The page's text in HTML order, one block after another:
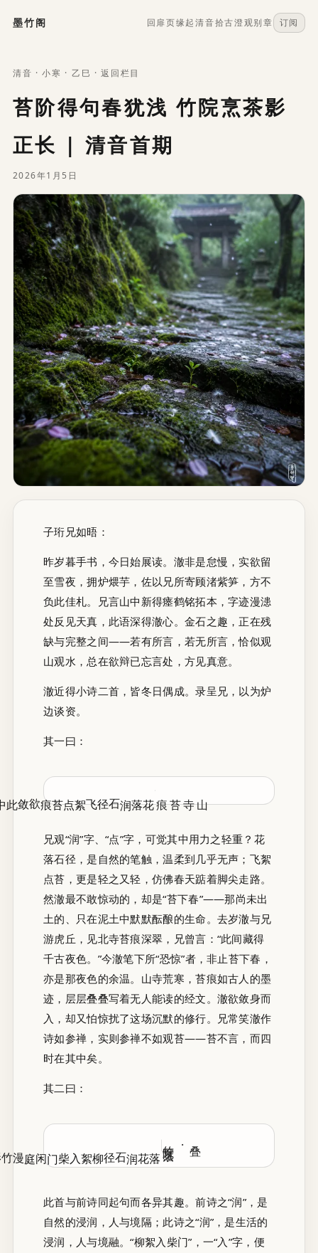
墨竹阁 回扉页缘起清音拾古澄观别章 订阅
清音 ·小寒 · 乙巳 ·返回栏目
苔阶得句春犹浅 竹院烹茶影
正长 | 清音首期
2026年1月5日
子珩兄如晤：
昨岁暮手书，今日始展读。澈非是怠慢，实欲留
至雪夜，拥炉煨芋，佐以兄所寄顾渚紫笋，方不
负此佳札。兄言山中新得瘗鹤铭拓本，字迹漫漶
处反见天真，此语深得澈心。金石之趣，正在残
缺与完整之间——若有所言，若无所言，恰似观
山观水，总在欲辩已忘言处，方见真意。
澈近得小诗二首，皆冬日偶成。录呈兄，以为炉
边谈资。
其一曰：
兄观“润”字、“点”字，可觉其中用力之轻重？花
落石径，是自然的笔触，温柔到几乎无声；飞絮
点苔，更是轻之又轻，仿佛春天踮着脚尖走路。
然澈最不敢惊动的，却是“苔下春”——那尚未出
土的、只在泥土中默默酝酿的生命。去岁澈与兄
游虎丘，见北寺苔痕深翠，兄曾言：“此间藏得
千古夜色。”今澈笔下所“恐惊”者，非止苔下春，
亦是那夜色的余温。山寺荒寒，苔痕如古人的墨
迹，层层叠叠写着无人能读的经文。澈欲敛身而
入，却又怕惊扰了这场沉默的修行。兄常笑澈作
诗如参禅，实则参禅不如观苔——苔不言，而四
时在其中矣。
其二曰：
叠·竹院烹茶
此首与前诗同起句而各异其趣。前诗之“润”，是
自然的浸润，人与境隔；此诗之“润”，是生活的
浸润，人与境融。“柳絮入柴门”，一“入”字，便